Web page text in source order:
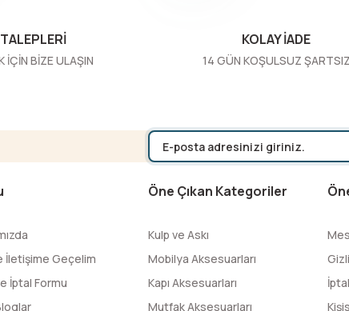
Gönder
İÇİN BİZE ULAŞIN
KOLAY İADE
14 GÜN KOŞULSUZ ŞARTSIZ
İletişime Geçelim
İptal Formu
Öne Çıkan Kategoriler
Kulp ve Askı
Mobilya Aksesuarları
Kapı Aksesuarları
Mutfak Aksesuarları